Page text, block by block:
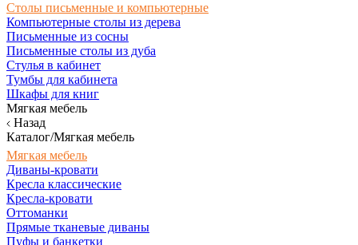
Столы письменные и компьютерные
Компьютерные столы из дерева
Письменные из сосны
Письменные столы из дуба
Стулья в кабинет
Тумбы для кабинета
Шкафы для книг
Мягкая мебель
Назад
Каталог/Мягкая мебель
Мягкая мебель
Диваны-кровати
Кресла классические
Кресла-кровати
Оттоманки
Прямые тканевые диваны
Пуфы и банкетки